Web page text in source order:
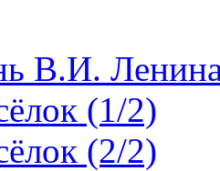
В.И.
(1/2)
(2/2)